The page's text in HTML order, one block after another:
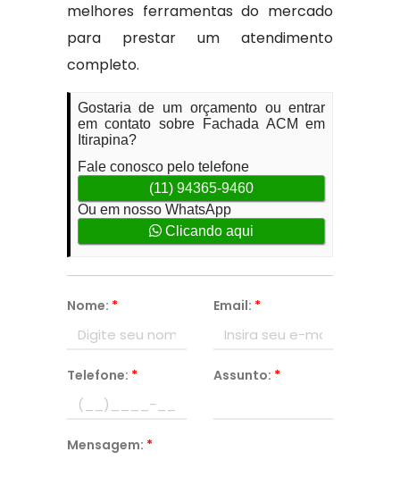
melhores ferramentas do mercado
para prestar um atendimento
completo.
Gostaria de um orçamento ou entrar
em contato sobre Fachada ACM em
Itirapina?
Fale conosco pelo telefone
(11) 94365-9460
Ou em nosso WhatsApp
Clicando aqui
Nome: * Email: *
Telefone: * Assunto: *
Mensagem: *